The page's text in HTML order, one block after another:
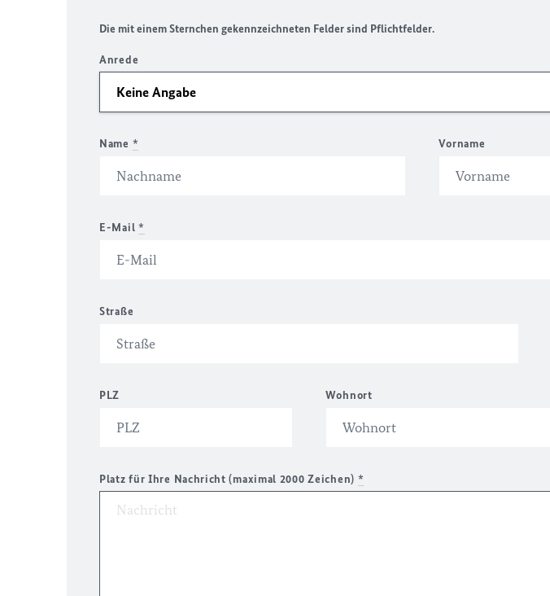
Die mit einem Sternchen gekennzeichneten Felder sind Pflichtfelder.
Anrede
Name * Vorname
E-Mail *
Straße
PLZ Wohnort
Platz für Ihre Nachricht (maximal 2000 Zeichen) *